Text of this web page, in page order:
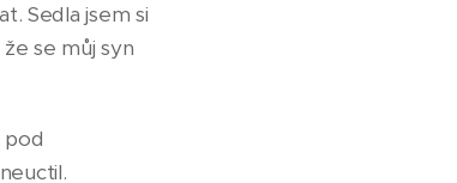
Sedla jsem si
se můj syn
pod